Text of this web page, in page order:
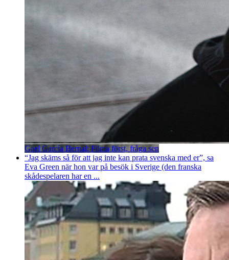
Gael García Bernal: Filma först, fråga sen
“Jag skäms så för att jag inte kan prata svenska med er”, sa
Eva Green när hon var på besök i Sverige (den franska
skådespelaren har en ...